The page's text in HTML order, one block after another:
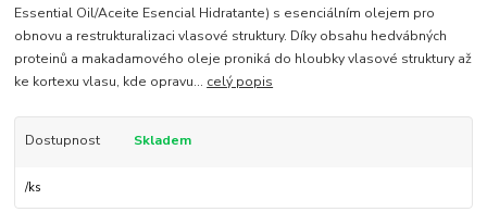
Essential Oil/Aceite Esencial Hidratante) s esenciálním olejem pro
obnovu a restrukturalizaci vlasové struktury. Díky obsahu hedvábných
proteinů a makadamového oleje proniká do hloubky vlasové struktury až
ke kortexu vlasu, kde opravu... celý popis
Dostupnost Skladem
/ks